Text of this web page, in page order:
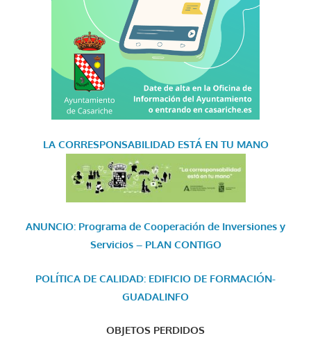
LA CORRESPONSABILIDAD ESTÁ EN TU MANO
ANUNCIO: Programa de Cooperación de Inversiones y
Servicios – PLAN CONTIGO
POLÍTICA DE CALIDAD: EDIFICIO DE FORMACIÓN-
GUADALINFO
OBJETOS PERDIDOS